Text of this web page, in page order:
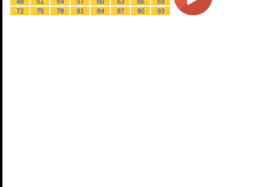
72
75 78 81 84 87 90 93